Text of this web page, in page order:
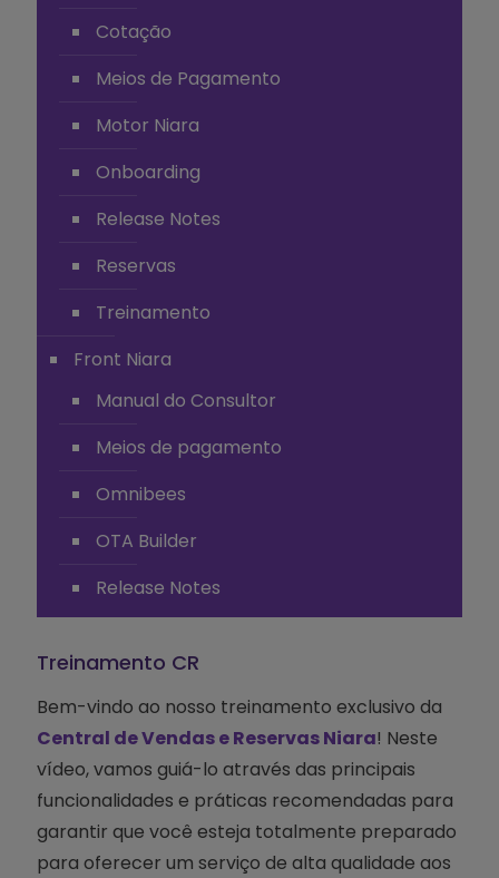
Cotação
Meios de Pagamento
Motor Niara
Onboarding
Release Notes
Reservas
Treinamento
Front Niara
Manual do Consultor
Meios de pagamento
Omnibees
OTA Builder
Release Notes
Treinamento CR
Bem-vindo ao nosso treinamento exclusivo da
Central de Vendas e Reservas Niara! Neste
vídeo, vamos guiá-lo através das principais
funcionalidades e práticas recomendadas para
garantir que você esteja totalmente preparado
para oferecer um serviço de alta qualidade aos